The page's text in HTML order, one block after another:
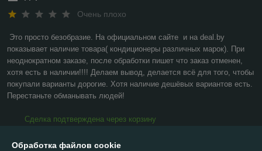
Очень плохо
Это просто безобразие. На официальном сайте  и на deal.by
показывает наличие товара( кондиционеры различных марок). При
неоднократном заказе, после обработки пишет что заказ отменен,
хотя есть в наличии!!!! Делаем вывод, делается всё для того, чтобы
покупали варианты дорогие. Хотя наличие дешёвых вариантов есть.
Перестаньте обманывать людей!
Сделка подтверждена через корзину
Показать все отзывы
Обработка файлов cookie